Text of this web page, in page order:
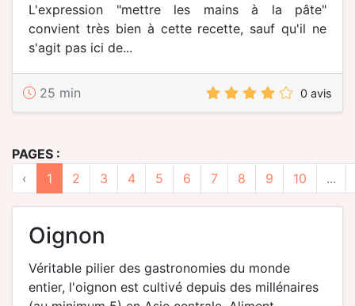
L'expression "mettre les mains à la pâte"
convient très bien à cette recette, sauf qu'il ne
s'agit pas ici de...
25 min 0 avis
PAGES :
‹
1 2 3 4 5 6 7 8 9 10 ...
oignon
Véritable pilier des gastronomies du monde
entier, l'oignon est cultivé depuis des millénaires